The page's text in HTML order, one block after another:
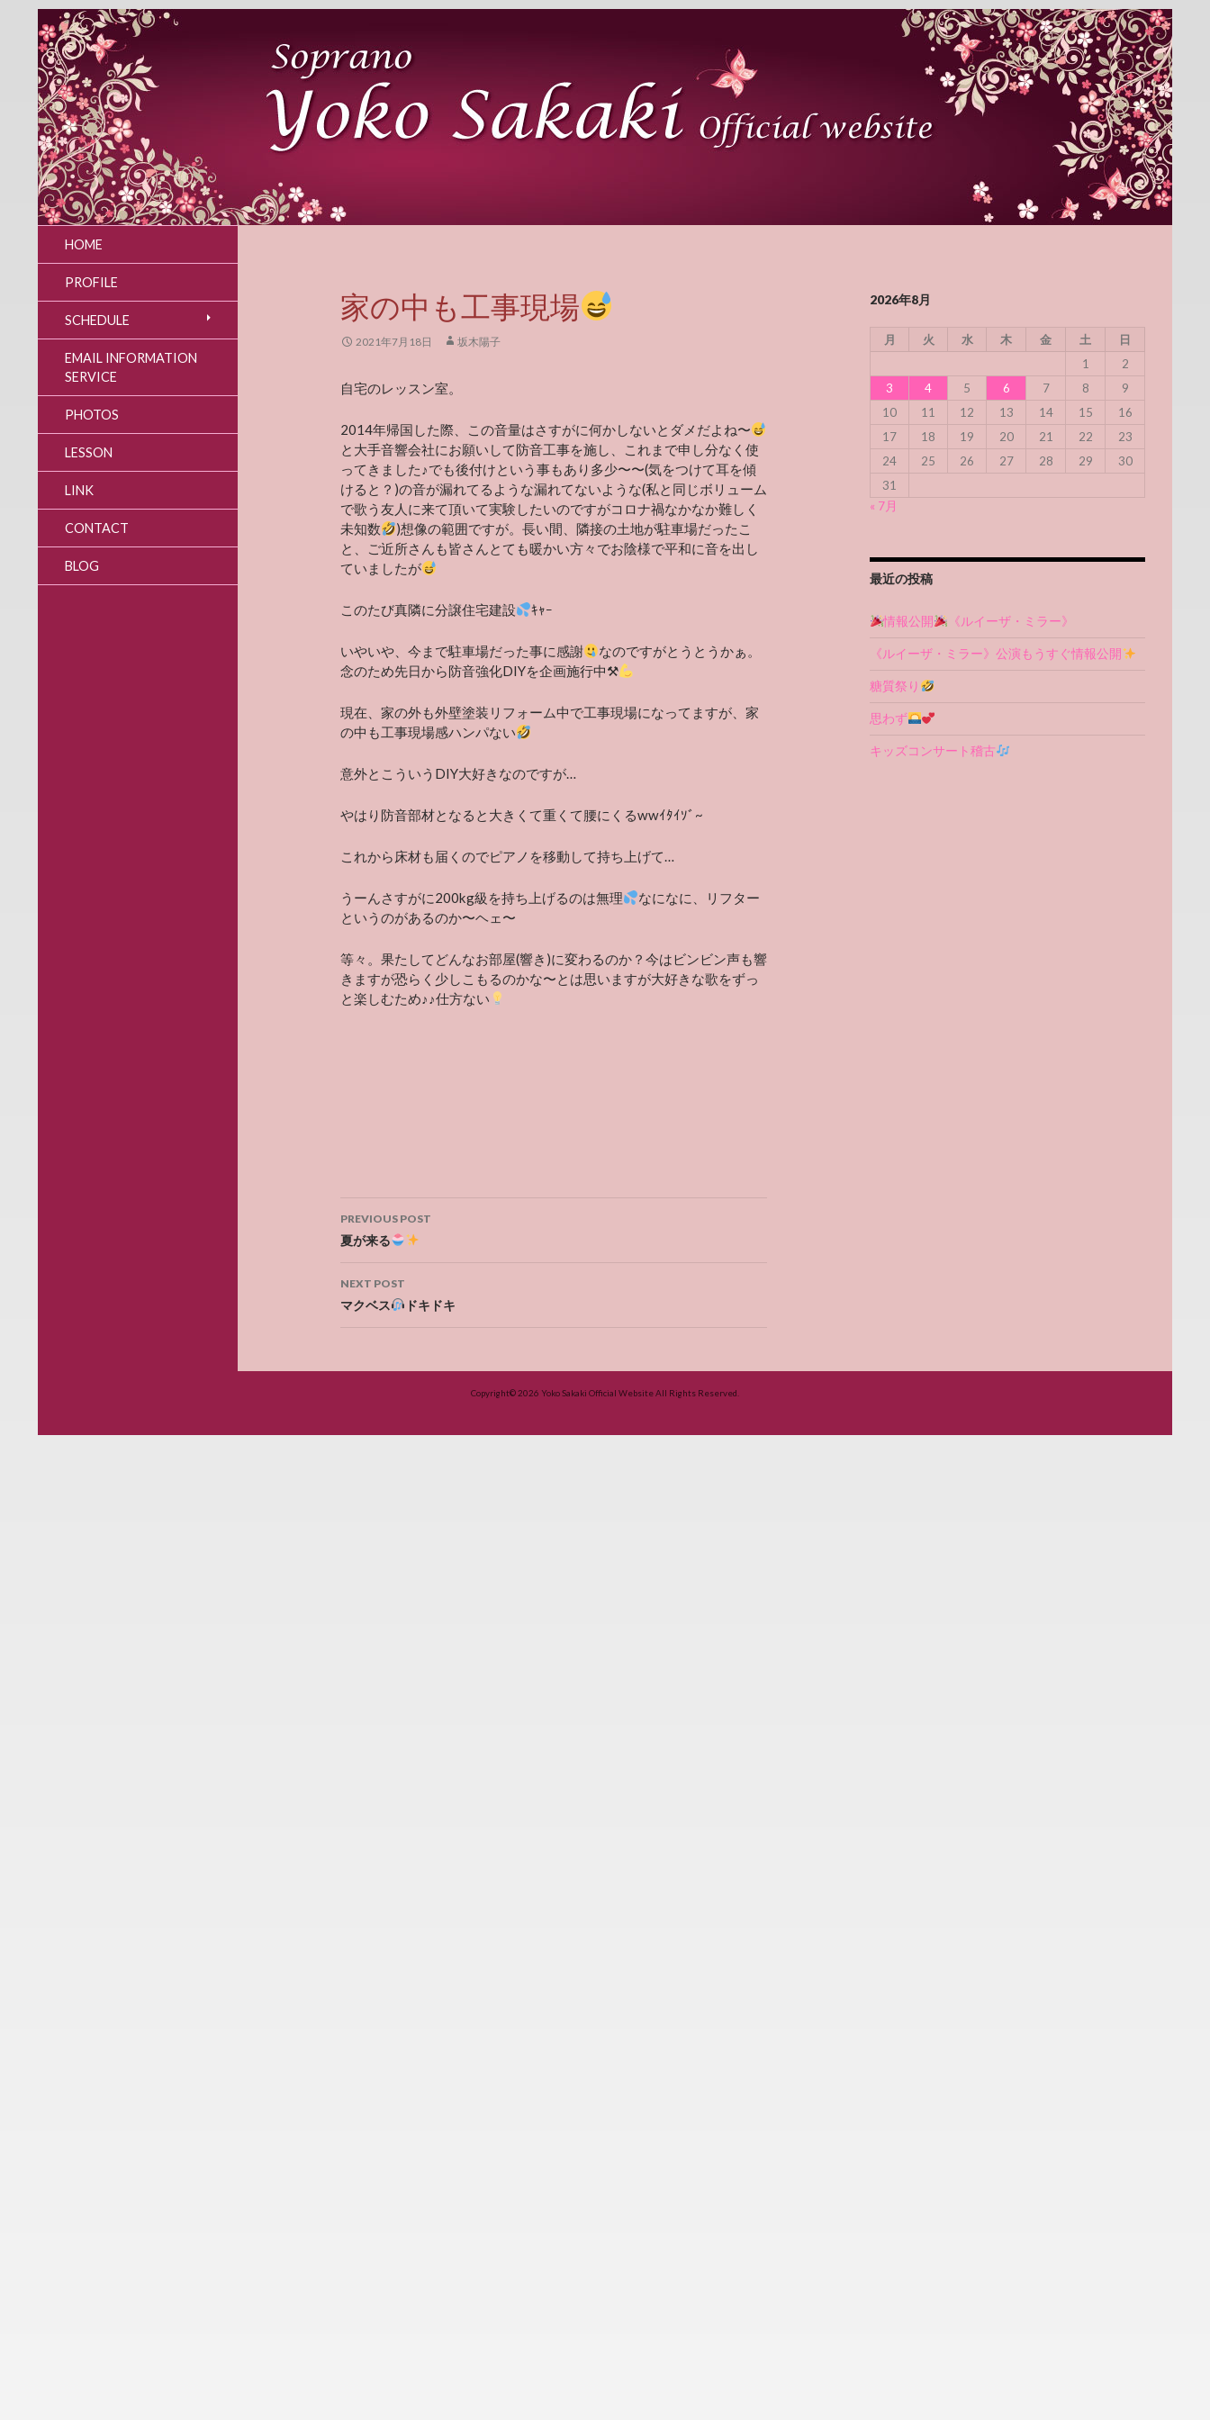
家の中も工事現場
2021年7月18日 坂木陽子
自宅のレッスン室。
2014年帰国した際、この音量はさすがに何かしないとダメだよね〜
と大手音響会社にお願いして防音工事を施し、これまで申し分なく使
ってきました♪でも後付けという事もあり多少〜〜(気をつけて耳を傾
けると？)の音が漏れてるような漏れてないような(私と同じボリューム
で歌う友人に来て頂いて実験したいのですがコロナ禍なかなか難しく
未知数
)想像の範囲ですが。長い間、隣接の土地が駐車場だったこ
と、ご近所さんも皆さんとても暖かい方々でお陰様で平和に音を出し
ていましたが
このたび真隣に分譲住宅建設 ｷｬｰ
いやいや、今まで駐車場だった事に感謝
なのですがとうとうかぁ。
念のため先日から防音強化DIYを企画施行中⚒
現在、家の外も外壁塗装リフォーム中で工事現場になってますが、家
の中も工事現場感ハンパない
意外とこういうDIY大好きなのですが…
やはり防音部材となると大きくて重くて腰にくるwwｲﾀｲｿﾞ~
これから床材も届くのでピアノを移動して持ち上げて…
うーんさすがに200kg級を持ち上げるのは無理
なになに、リフター
というのがあるのか〜ヘェ〜
等々。果たしてどんなお部屋(響き)に変わるのか？今はビンビン声も響
きますが恐らく少しこもるのかな〜とは思いますが大好きな歌をずっ
と楽しむため♪♪仕方ない
Post
navigation
PREVIOUS POST
夏が来る
NEXT POST
マクベス ドキドキ
2026年8月
月 火 水 木 金 土
日
1
2
3
4 5 6 7 8
9
10
11 12 13 14 15
16
17
18 19 20 21 22
23
24
25 26 27 28 29
30
31
« 7月
最近の投稿
情報公開 《ルイーザ・ミラー》
《ルイーザ・ミラー》公演もうすぐ情報公開
糖質祭り
思わず
キッズコンサート稽古
HOME
PROFILE
SCHEDULE
EMAIL INFORMATION
SERVICE
PHOTOS
LESSON
LINK
CONTACT
BLOG
Copyright© 2026 Yoko Sakaki Official WebsiteAll Rights Reserved.